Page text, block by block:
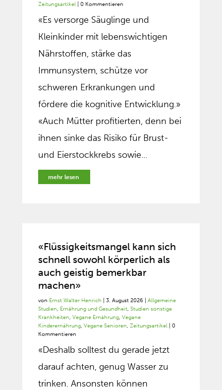
Zeitungsartikel| 0 Kommentieren
«Es versorge Säuglinge und
Kleinkinder mit lebenswichtigen
Nährstoffen, stärke das
Immunsystem, schütze vor
schweren Erkrankungen und
fördere die kognitive Entwicklung.»
«Auch Mütter profitierten, denn bei
ihnen sinke das Risiko für Brust-
und Eierstockkrebs sowie...
mehr lesen
«Flüssigkeitsmangel kann sich
schnell sowohl körperlich als
auch geistig bemerkbar
machen»
von Ernst Walter Henrich 3. August 2026
Allgemeine
Studien, Ernährung und Gesundheit, Studien sonstige
Krankheiten, Vegane Ernährung, Vegane
Kinderernährung, Vegane Senioren, Zeitungsartikel| 0
Kommentieren
«Deshalb solltest du gerade jetzt
darauf achten, genug Wasser zu
trinken. Ansonsten können